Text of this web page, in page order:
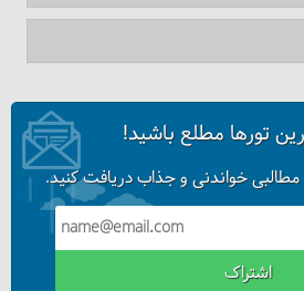
تورها مطلع باشید!
مطالبی خواندنی و جذاب دریافت کنید.
اشتراک